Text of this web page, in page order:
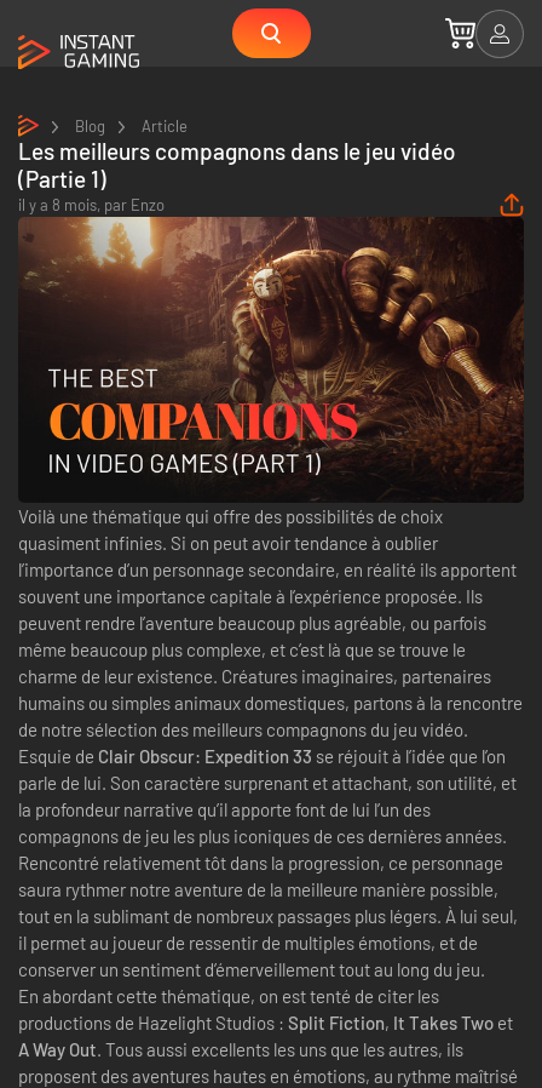
Blog Article
Les meilleurs compagnons dans le jeu vidéo
(Partie 1)
il y a 8 mois, par Enzo
Voilà une thématique qui offre des possibilités de choix
quasiment infinies. Si on peut avoir tendance à oublier
l’importance d’un personnage secondaire, en réalité ils apportent
souvent une importance capitale à l’expérience proposée. Ils
peuvent rendre l’aventure beaucoup plus agréable, ou parfois
même beaucoup plus complexe, et c’est là que se trouve le
charme de leur existence. Créatures imaginaires, partenaires
humains ou simples animaux domestiques, partons à la rencontre
de notre sélection des meilleurs compagnons du jeu vidéo.
Esquie de Clair Obscur: Expedition 33 se réjouit à l’idée que l’on
parle de lui. Son caractère surprenant et attachant, son utilité, et
la profondeur narrative qu’il apporte font de lui l’un des
compagnons de jeu les plus iconiques de ces dernières années.
Rencontré relativement tôt dans la progression, ce personnage
saura rythmer notre aventure de la meilleure manière possible,
tout en la sublimant de nombreux passages plus légers. À lui seul,
il permet au joueur de ressentir de multiples émotions, et de
conserver un sentiment d’émerveillement tout au long du jeu.
En abordant cette thématique, on est tenté de citer les
productions de Hazelight Studios : Split Fiction, It Takes Two et
A Way Out. Tous aussi excellents les uns que les autres, ils
proposent des aventures hautes en émotions, au rythme maîtrisé